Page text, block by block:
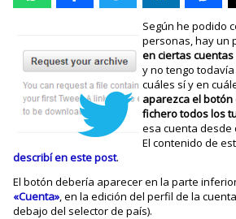
Según he podido
personas, hay un
en ciertas
y no tengo
cuáles sí y en
aparezca el
fichero todos los
esa cuenta desde
El contenido de
describí en este post.
El botón debería aparecer en la parte
«Cuenta», en la edición del perfil de la
debajo del selector de país).